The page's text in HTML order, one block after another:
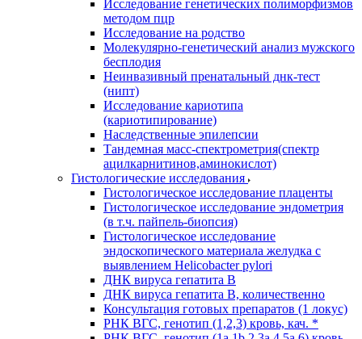
Исследование генетических полиморфизмов
методом пцр
Исследование на родство
Молекулярно-генетический анализ мужского
бесплодия
Неинвазивный пренатальный днк-тест
(нипт)
Исследование кариотипа
(кариотипирование)
Наследственные эпилепсии
Тандемная масс-спектрометрия(спектр
ацилкарнитинов,аминокислот)
Гистологические исследования
Гистологическое исследование плаценты
Гистологическое исследование эндометрия
(в т.ч. пайпель-биопсия)
Гистологическое исследование
эндоскопического материала желудка с
выявлением Helicobacter pylori
ДНК вируса гепатита B
ДНК вируса гепатита B, количественно
Консультация готовых препаратов (1 локус)
РНК ВГC, генотип (1,2,3) кровь, кач. *